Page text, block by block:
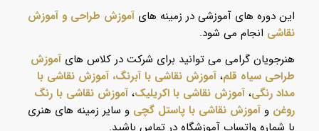
این دوره های آموزشی در زمینه های آموزش طراحی و آموزش
نقاشی انجام می شود.
هنرجویان گرامی می توانید برای شرکت در کلاس های آموزش
طراحی سیاه قلم، آموزش نقاشی با آبرنگ، آموزش نقاشی با
مداد رنگی، آموزش نقاشی با اکریلیک، آموزش نقاشی با رنگ
روغن و آموزش نقاشی با پاستل گچی و سایر زمینه های هنری
با شماره واتساپ آموزشگاه در تماس باشید.